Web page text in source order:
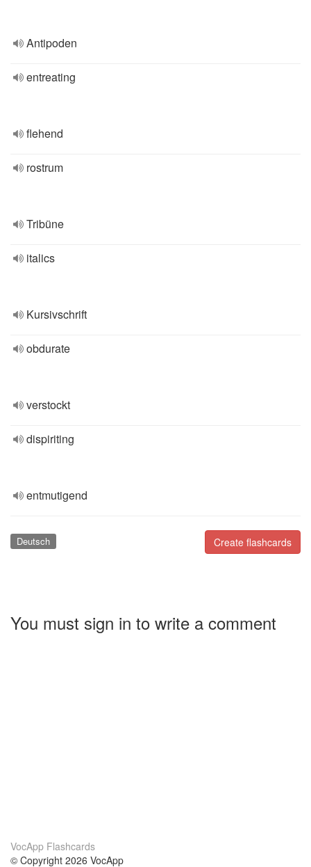
Antipoden
entreating
flehend
rostrum
Tribüne
italics
Kursivschrift
obdurate
verstockt
dispiriting
entmutigend
Create flashcards
Deutsch
You must sign in to write a comment
VocApp Flashcards
© Copyright 2026 VocApp